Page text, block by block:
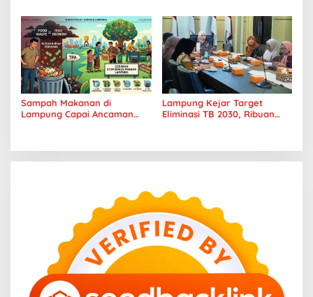
Era Digital
Sampah Makanan di
Lampung Capai Ancaman
Lampung Kejar Target
Eliminasi TB 2030, Ribuan